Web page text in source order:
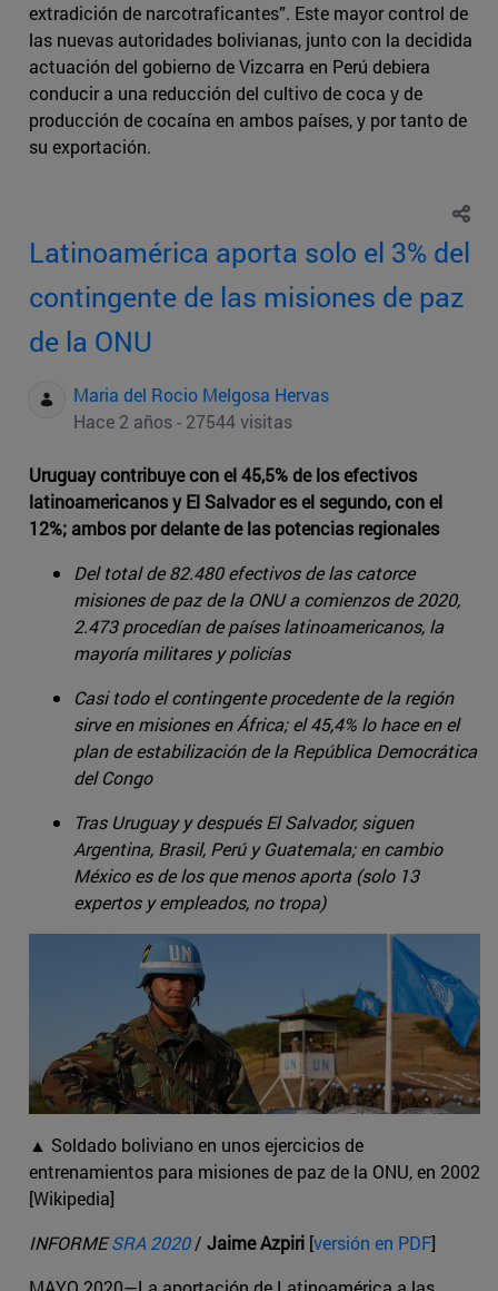
extradición de narcotraficantes”. Este mayor control de
las nuevas autoridades bolivianas, junto con la decidida
actuación del gobierno de Vizcarra en Perú debiera
conducir a una reducción del cultivo de coca y de
producción de cocaína en ambos países, y por tanto de
su exportación.
Latinoamérica aporta solo el 3% del
contingente de las misiones de paz
de la ONU
Maria del Rocio Melgosa Hervas
Hace 2 años - 27544 visitas
Uruguay contribuye con el 45,5% de los efectivos
latinoamericanos y El Salvador es el segundo, con el
12%; ambos por delante de las potencias regionales
Del total de 82.480 efectivos de las catorce
misiones de paz de la ONU a comienzos de 2020,
2.473 procedían de países latinoamericanos, la
mayoría militares y policías
Casi todo el contingente procedente de la región
sirve en misiones en África; el 45,4% lo hace en el
plan de estabilización de la República Democrática
del Congo
Tras Uruguay y después El Salvador, siguen
Argentina, Brasil, Perú y Guatemala; en cambio
México es de los que menos aporta (solo 13
expertos y empleados, no tropa)
▲ Soldado boliviano en unos ejercicios de
entrenamientos para misiones de paz de la ONU, en 2002
[Wikipedia]
INFORMESRA 2020/ Jaime Azpiri [versión en PDF]